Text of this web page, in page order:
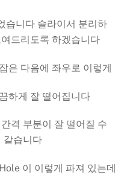
습니다 슬라이서 분리하
드리도록 하겠습니다
은 다음에 좌우로 이렇게
하게 잘 떨어집니다
격 부분이 잘 떨어질 수
같습니다
이 이렇게 파져 있는데